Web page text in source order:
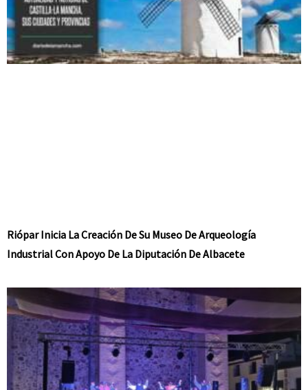
Riópar Inicia La Creación De Su Museo De Arqueología
Industrial Con Apoyo De La Diputación De Albacete